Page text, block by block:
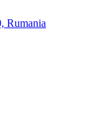
Rumania